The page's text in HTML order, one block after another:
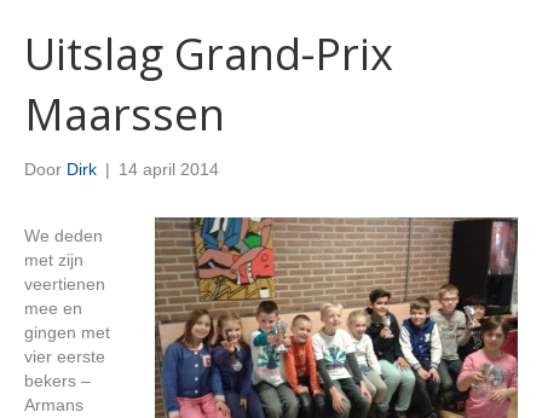
Uitslag Grand-Prix
Maarssen
Door Dirk | 14 april 2014
We deden
met zijn
veertienen
mee en
gingen met
vier eerste
bekers –
Armans